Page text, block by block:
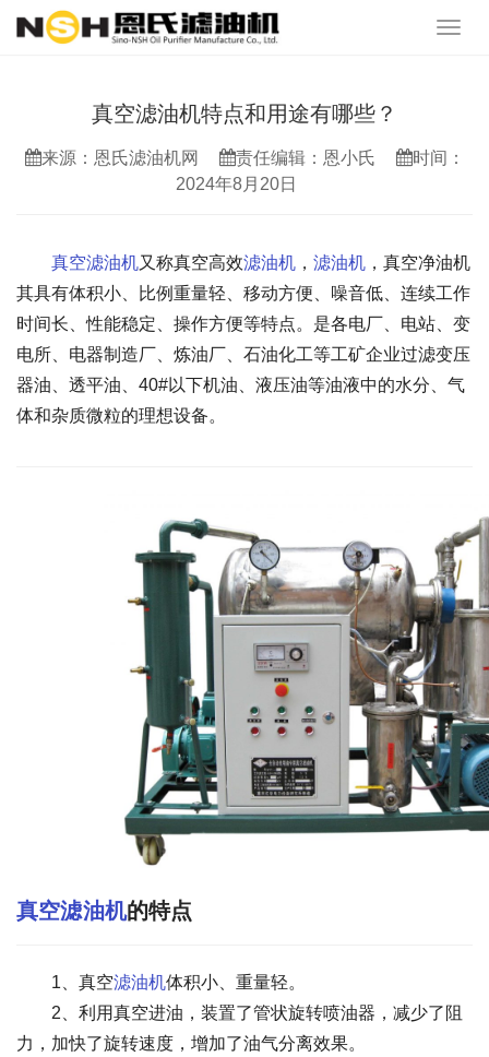
真空滤油机特点和用途有哪些？
来源：恩氏滤油机网 责任编辑：恩小氏
时间：
2024年8月20日
真空滤油机又称真空高效滤油机 ， 滤油机 ，真空净油机
其具有体积小、比例重量轻、移动方便、噪音低、连续工作
时间长、性能稳定、操作方便等特点。是各电厂、电站、变
电所、电器制造厂、炼油厂、石油化工等工矿企业过滤变压
器油、透平油、40#以下机油、液压油等油液中的水分、气
体和杂质微粒的理想设备。
真空滤油机的特点
1、真空滤油机体积小、重量轻。
2、利用真空进油，装置了管状旋转喷油器，减少了阻
力，加快了旋转速度，增加了油气分离效果。